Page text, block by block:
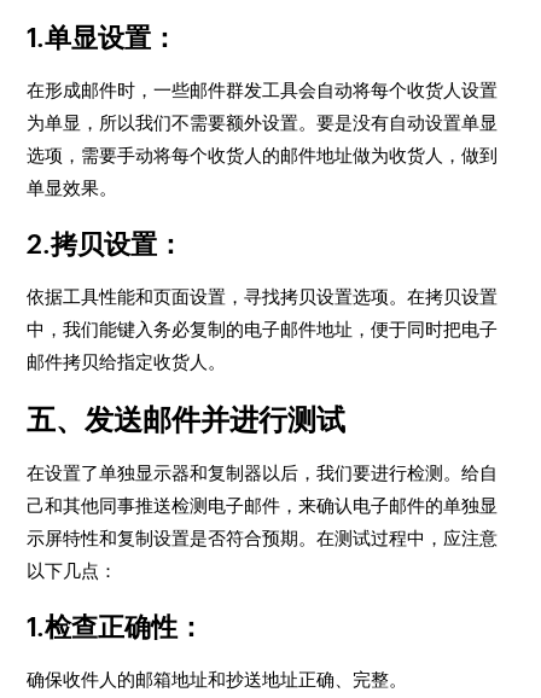
1.单显设置：
在形成邮件时，一些邮件群发工具会自动将每个收货人设置
为单显，所以我们不需要额外设置。要是没有自动设置单显
选项，需要手动将每个收货人的邮件地址做为收货人，做到
单显效果。
2.拷贝设置：
依据工具性能和页面设置，寻找拷贝设置选项。在拷贝设置
中，我们能键入务必复制的电子邮件地址，便于同时把电子
邮件拷贝给指定收货人。
五、发送邮件并进行测试
在设置了单独显示器和复制器以后，我们要进行检测。给自
己和其他同事推送检测电子邮件，来确认电子邮件的单独显
示屏特性和复制设置是否符合预期。在测试过程中，应注意
以下几点：
1.检查正确性：
确保收件人的邮箱地址和抄送地址正确、完整。